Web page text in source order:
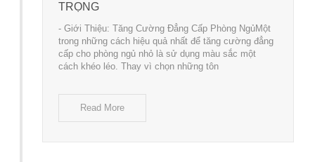
TRỌNG
- Giới Thiệu: Tăng Cường Đẳng Cấp Phòng NgủMột
trong những cách hiệu quả nhất để tăng cường đẳng
cấp cho phòng ngủ nhỏ là sử dụng màu sắc một
cách khéo léo. Thay vì chọn những tôn
Read More